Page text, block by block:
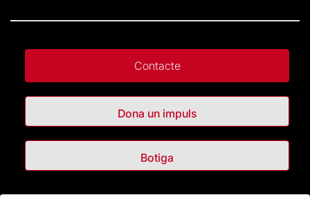
Contacte
Dona un impuls
Botiga